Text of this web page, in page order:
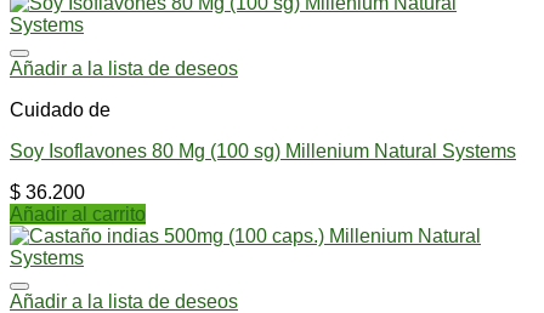
Añadir a la lista de deseos
Cuidado de
Soy Isoflavones 80 Mg (100 sg) Millenium Natural Systems
$ 36.200
Añadir al carrito
Añadir a la lista de deseos